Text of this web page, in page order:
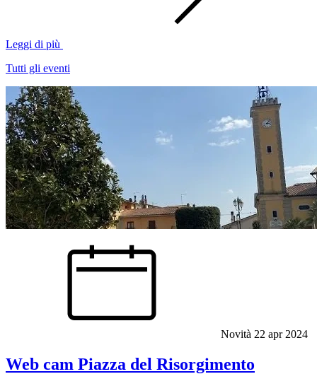
Leggi di più
Tutti gli eventi
Novità 22 apr 2024
Web cam Piazza del Risorgimento